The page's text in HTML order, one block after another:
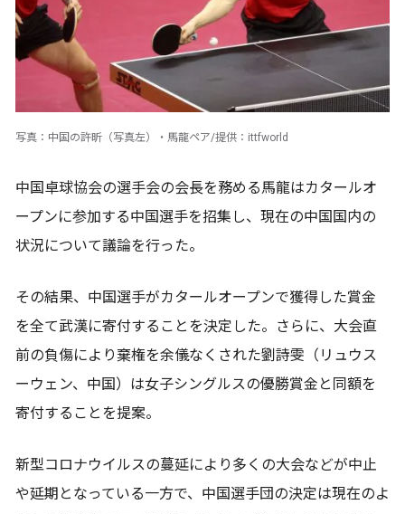
写真：中国の許昕（写真左）・馬龍ペア/提供：ittfworld
中国卓球協会の選手会の会長を務める馬龍はカタールオ
ープンに参加する中国選手を招集し、現在の中国国内の
状況について議論を行った。
その結果、中国選手がカタールオープンで獲得した賞金
を全て武漢に寄付することを決定した。さらに、大会直
前の負傷により棄権を余儀なくされた劉詩雯（リュウス
ーウェン、中国）は女子シングルスの優勝賞金と同額を
寄付することを提案。
新型コロナウイルスの蔓延により多くの大会などが中止
や延期となっている一方で、中国選手団の決定は現在のよ